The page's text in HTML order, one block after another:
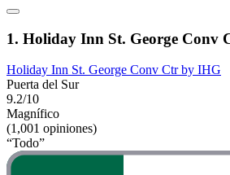
1. Holiday Inn St. George Conv
Holiday Inn St. George Conv Ctr by IHG
Puerta del Sur
9.2/10
Magnífico
(1,001 opiniones)
“Todo”